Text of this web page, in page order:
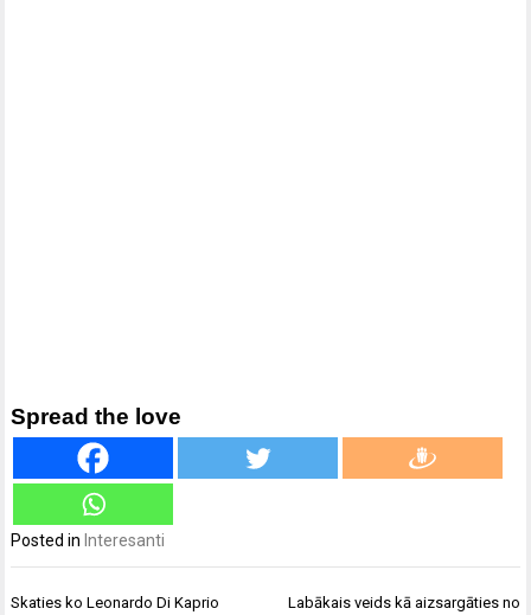
Spread the love
Posted in Interesanti
Ziņu
Skaties ko Leonardo Di Kaprio Labākais veids kā aizsargāties no